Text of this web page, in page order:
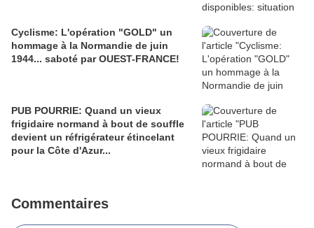
Cyclisme: L'opération "GOLD" un
hommage à la Normandie de juin
1944... saboté par OUEST-FRANCE!
PUB POURRIE: Quand un vieux
frigidaire normand à bout de souffle
devient un réfrigérateur étincelant
pour la Côte d'Azur...
Commentaires